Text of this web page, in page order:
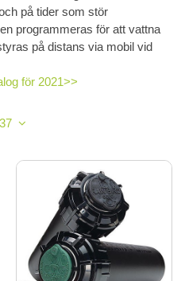
på tider som stör
programmeras för att vattna
på distans via mobil vid
för 2021>>